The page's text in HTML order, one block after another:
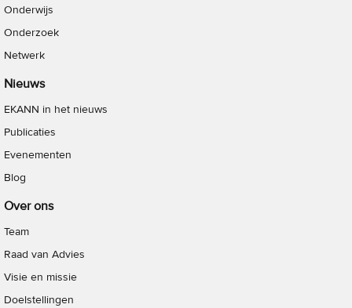
Onderwijs
Onderzoek
Netwerk
Nieuws
EKANN in het nieuws
Publicaties
Evenementen
Blog
Over ons
Team
Raad van Advies
Visie en missie
Doelstellingen